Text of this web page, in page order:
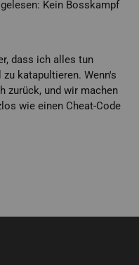
Kein Bosskampf
dass ich alles tun
katapultieren. Wenn's
zurück, und wir machen
wie einen Cheat-Code